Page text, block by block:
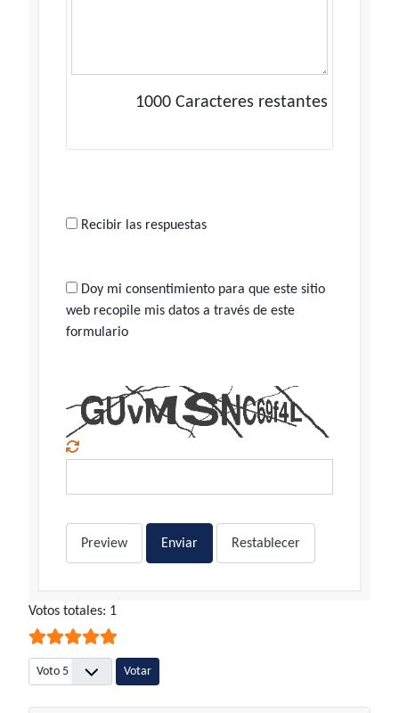
1000 Caracteres restantes
Recibir las respuestas
Doy mi consentimiento para que este sitio
web recopile mis datos a través de este
formulario
Preview Enviar Restablecer
Ratio:5/5
Votos totales: 1
Por favor, vote